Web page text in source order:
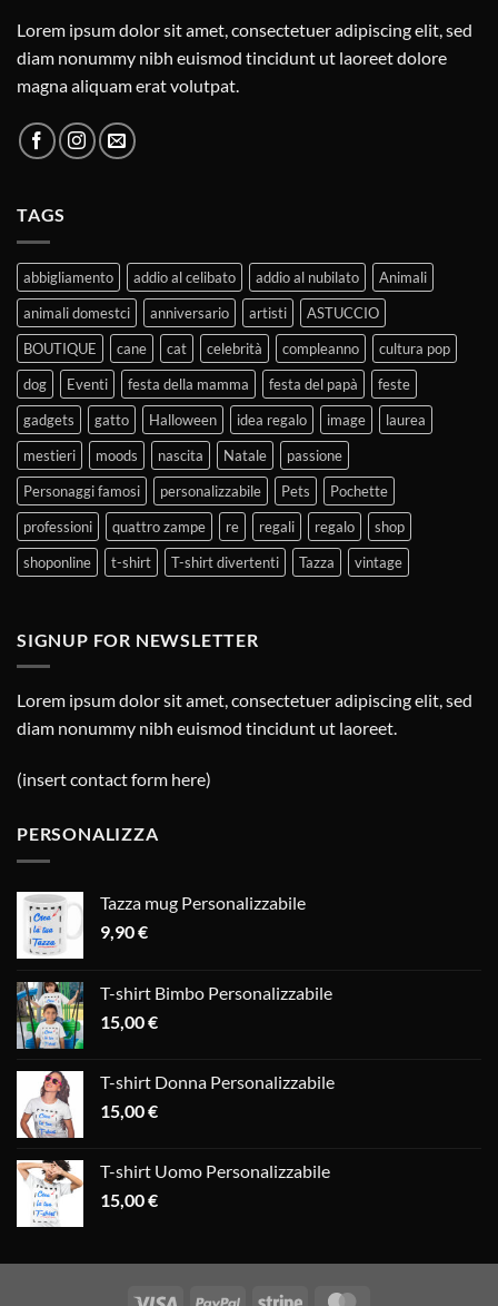
Lorem ipsum dolor sit amet, consectetuer adipiscing elit, sed
diam nonummy nibh euismod tincidunt ut laoreet dolore
magna aliquam erat volutpat.
TAGS
abbigliamento addio al celibato addio al nubilato
Animali
animali domestci
anniversario artisti
ASTUCCIO
BOUTIQUE
cane cat celebrità compleanno
cultura pop
dog
Eventi festa della mamma festa del papà
feste
gadgets
gatto Halloween idea regalo image
laurea
mestieri
moods nascita Natale
passione
Personaggi famosi
personalizzabile Pets
Pochette
professioni
quattro zampe re regali regalo
shop
shoponline
t-shirt T-shirt divertenti Tazza vintage
SIGNUP FOR NEWSLETTER
Lorem ipsum dolor sit amet, consectetuer adipiscing elit, sed
diam nonummy nibh euismod tincidunt ut laoreet.
(insert contact form here)
PERSONALIZZA
Tazza mug Personalizzabile
9,90€
T-shirt Bimbo Personalizzabile
15,00€
T-shirt Donna Personalizzabile
15,00€
T-shirt Uomo Personalizzabile
15,00€